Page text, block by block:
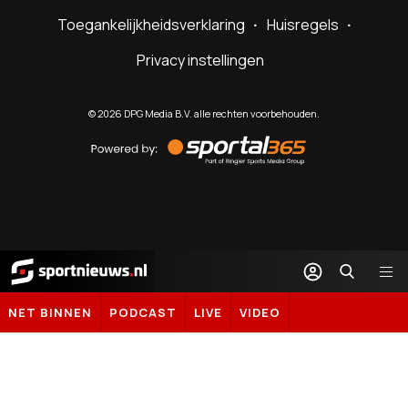
Toegankelijkheidsverklaring
Huisregels
Privacy instellingen
©2026 DPG Media B.V. alle rechten voorbehouden.
by
Sportal365
Sportnieuws.nl
NET BINNEN PODCAST LIVE VIDEO